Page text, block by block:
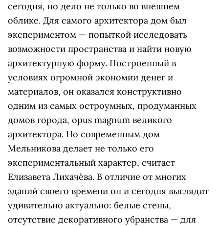
сегодня, но дело не только во внешнем
облике. Для самого архитектора дом был
экспериментом — попыткой исследовать
возможности пространства и найти новую
архитектурную форму. Построенный в
условиях огромной экономии денег и
материалов, он оказался конструктивно
одним из самых остроумных, продуманных
домов города, opus magnum великого
архитектора. Но современным дом
Мельникова делает не только его
экспериментальный характер, считает
Елизавета Лихачёва. В отличие от многих
зданий своего времени он и сегодня выглядит
удивительно актуально: белые стены,
отсутствие декоративного убранства — для